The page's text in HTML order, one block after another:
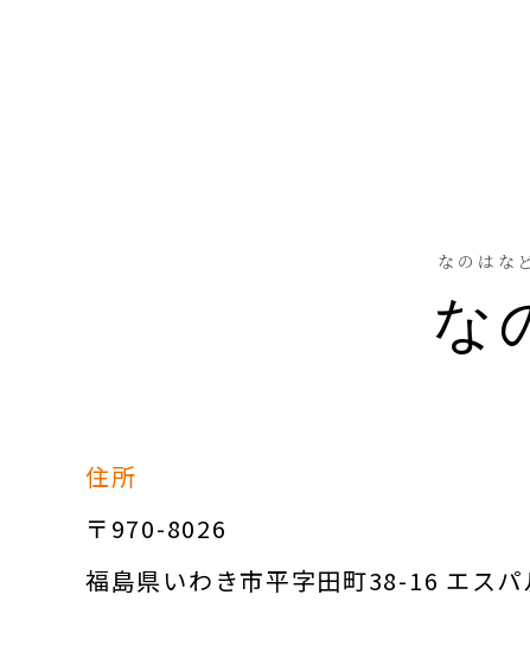
なのはな
な
住所
〒970-8026
福島県いわき市平字田町38-16 エス